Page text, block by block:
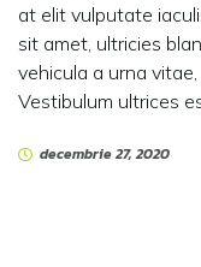
at elit vulputate
sit amet, ultricies
vehicula a urna
Vestibulum ultrices
decembrie 27, 2020